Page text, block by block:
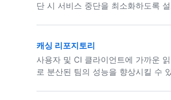
단 시 서비스 중단을 최소화하도록
캐싱 리포지토리
사용자 및 CI 클라이언트에 가까운
로 분산된 팀의 성능을 향상시킬 수